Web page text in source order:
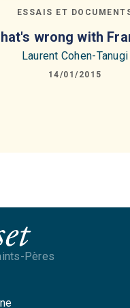
ESSAIS ET
wrong with
Laurent Cohen-Tanugi
14/01/2015
Pères